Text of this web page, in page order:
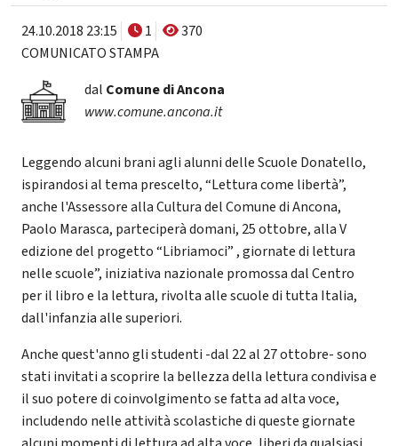
24.10.2018 23:15 1
370
COMUNICATO STAMPA
dal Comune di Ancona
www.comune.ancona.it
Leggendo alcuni brani agli alunni delle Scuole Donatello,
ispirandosi al tema prescelto, “Lettura come libertà”,
anche l'Assessore alla Cultura del Comune di Ancona,
Paolo Marasca, parteciperà domani, 25 ottobre, alla V
edizione del progetto “Libriamoci” , giornate di lettura
nelle scuole”, iniziativa nazionale promossa dal Centro
per il libro e la lettura, rivolta alle scuole di tutta Italia,
dall'infanzia alle superiori.
Anche quest'anno gli studenti -dal 22 al 27 ottobre- sono
stati invitati a scoprire la bellezza della lettura condivisa e
il suo potere di coinvolgimento se fatta ad alta voce,
includendo nelle attività scolastiche di queste giornate